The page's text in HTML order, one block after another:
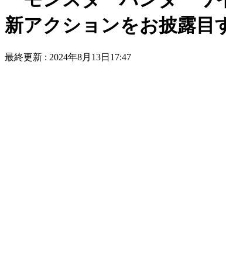
新アクションをお披露目
最終更新 : 2024年8月13日17:47